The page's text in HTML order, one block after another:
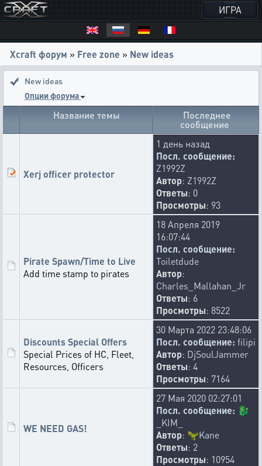
ИГРА
Xcraft форум » Free zone » New ideas
New ideas
Опции форума
Название темы Последнее
сообщение
Xerj officer protector
1 день назад
Посл. сообщение:
Z1992Z
Автор: Z1992Z
Ответы: 0
Просмотры: 93
Pirate Spawn/Time to Live
Add time stamp to pirates
18 Апреля 2019
16:07:44
Посл. сообщение:
Toiletdude
Автор:
Charles_Mallahan_Jr
Ответы: 6
Просмотры: 8522
Discounts Special Offers
Special Prices of HC, Fleet,
Resources, Officers
30 Марта 2022 23:48:06
Посл. сообщение: filipi
Автор: DjSoulJammer
Ответы: 4
Просмотры: 7164
WE NEED GAS!
27 Мая 2020 02:27:01
Посл. сообщение: 🐉
_KIM_
Автор: 🦖Kane
Ответы: 2
Просмотры: 10954